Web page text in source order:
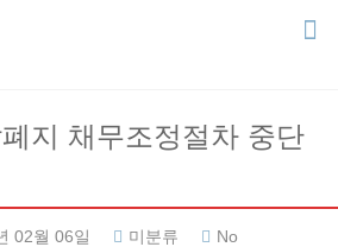
지 채무조정절차 중단
02월 06일 미분류
No